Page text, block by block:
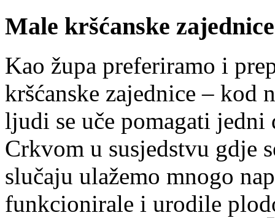
Male kršćanske zajednice
Kao župa preferiramo i
kršćanske zajednice – kod
ljudi se uče pomagati
Crkvom u susjedstvu gdje
slučaju ulažemo mnogo
funkcionirale i urodile